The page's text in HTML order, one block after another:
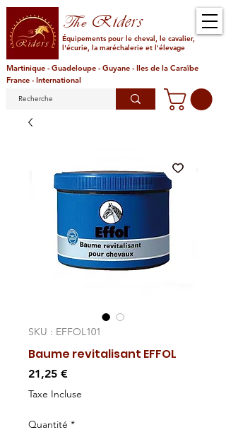
TheRiders
Équipements pour le cheval, le cavalier,
l'écurie, la maréchalerie et l'élevage
Martinique - Guadeloupe - Guyane - Iles de la Caraïbe
France - International
SKU : EFFOL101
Baume revitalisant EFFOL
21,25 €Prix
Taxe Incluse
Quantité *